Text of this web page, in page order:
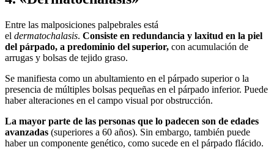
Entre las malposiciones palpebrales está
el dermatochalasis. Consiste en redundancia y laxitud en la piel
del párpado, a predominio del superior, con acumulación de
arrugas y bolsas de tejido graso.
Se manifiesta como un abultamiento en el párpado superior o la
presencia de múltiples bolsas pequeñas en el párpado inferior. Puede
haber alteraciones en el campo visual por obstrucción.
La mayor parte de las personas que lo padecen son de edades
avanzadas (superiores a 60 años). Sin embargo, también puede
haber un componente genético, como sucede en el párpado flácido.